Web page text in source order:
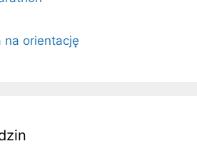
na orientację